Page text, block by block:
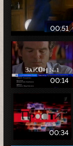
00:51
00:14
00:34